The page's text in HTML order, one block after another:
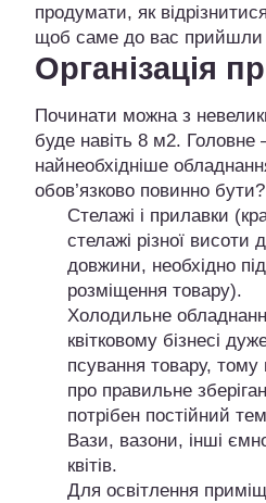
продумати, як
щоб саме до вас прийшли
Організація
Починати можна з
буде навіть 8 м2. Головне
найнеобхідніше
обов’язково повинно бути?
Стелажі і прилавки
стелажі різної висоти
довжини, необхідно
розміщення товару).
Холодильне
квітковому бізнесі
псування товару, тому
про правильне
потрібен постійний
Вази, вазони, інші
квітів.
Для освітлення